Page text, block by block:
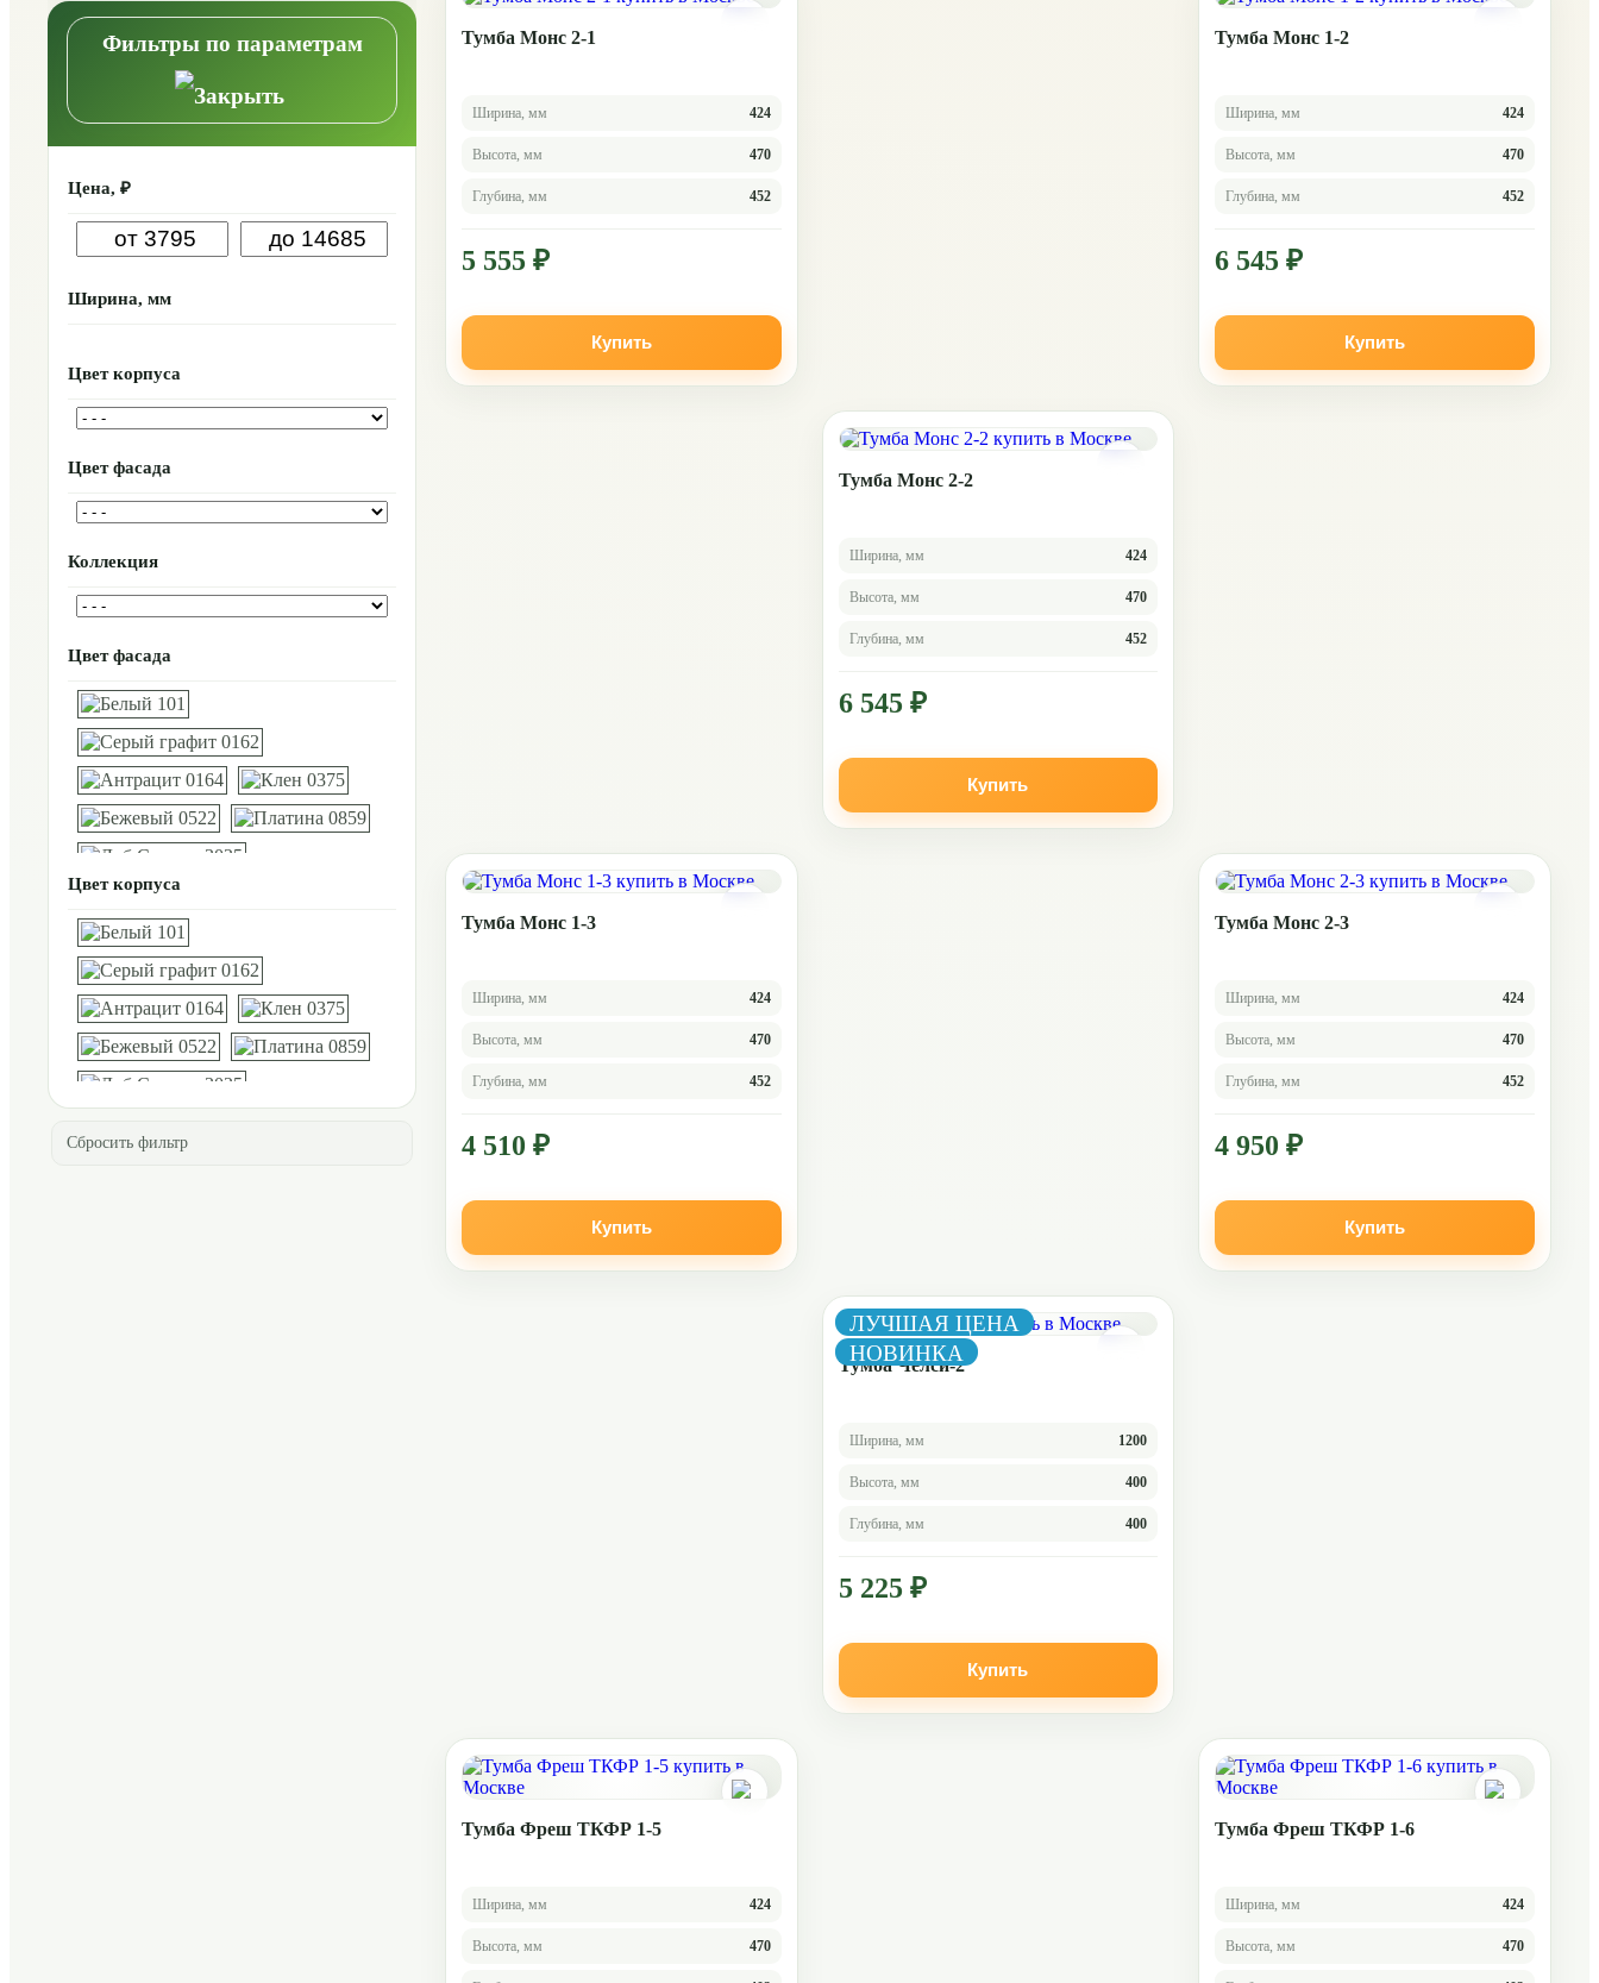
Фильтры по параметрам
Цена, ₽
Ширина, мм
Цвет корпуса
Цвет фасада
Коллекция
Цвет фасада
Цвет корпуса
Сбросить фильтр
Тумба Монс 2-1
Ширина, мм 424
Высота, мм 470
Глубина, мм 452
5 555 ₽
Купить
Тумба Монс 1-2
Ширина, мм 424
Высота, мм 470
Глубина, мм 452
6 545 ₽
Купить
Тумба Монс 2-2
Ширина, мм 424
Высота, мм 470
Глубина, мм 452
6 545 ₽
Купить
Тумба Монс 1-3
Ширина, мм 424
Высота, мм 470
Глубина, мм 452
4 510 ₽
Купить
Тумба Монс 2-3
Ширина, мм 424
Высота, мм 470
Глубина, мм 452
4 950 ₽
Купить
ЛУЧШАЯ ЦЕНА
НОВИНКА
Тумба Челси-2
Ширина, мм 1200
Высота, мм 400
Глубина, мм 400
5 225 ₽
Купить
Тумба Фреш ТКФР 1-5
Ширина, мм 424
Высота, мм 470
Тумба Фреш ТКФР 1-6
Ширина, мм 424
Высота, мм 470